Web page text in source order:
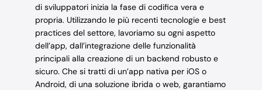
di sviluppatori inizia la fase di codifica vera e
propria. Utilizzando le più recenti tecnologie e best
practices del settore, lavoriamo su ogni aspetto
dell’app, dall’integrazione delle funzionalità
principali alla creazione di un backend robusto e
sicuro. Che si tratti di un’app nativa per iOS o
Android, di una soluzione ibrida o web, garantiamo